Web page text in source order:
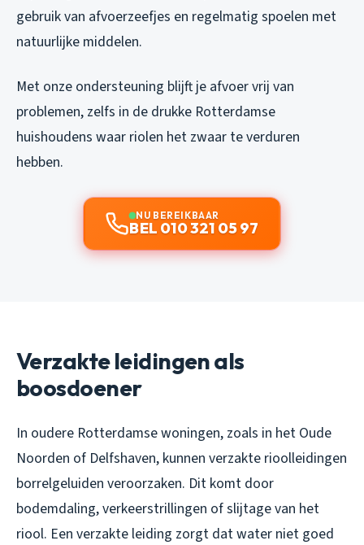
gebruik van afvoerzeefjes en regelmatig spoelen met
natuurlijke middelen.
Met onze ondersteuning blijft je afvoer vrij van
problemen, zelfs in de drukke Rotterdamse
huishoudens waar riolen het zwaar te verduren
hebben.
NU BEREIKBAAR
BEL 010 321 05 97
Verzakte leidingen als
boosdoener
In oudere Rotterdamse woningen, zoals in het Oude
Noorden of Delfshaven, kunnen verzakte rioolleidingen
borrelgeluiden veroorzaken. Dit komt door
bodemdaling, verkeerstrillingen of slijtage van het
riool. Een verzakte leiding zorgt dat water niet goed